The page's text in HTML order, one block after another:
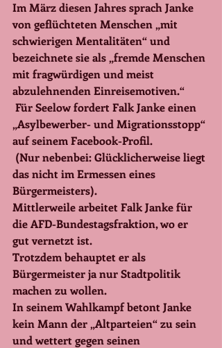
Im März diesen Jahres sprach Janke
von geflüchteten Menschen „mit
schwierigen Mentalitäten“ und
bezeichnete sie als „fremde Menschen
mit fragwürdigen und meist
abzulehnenden Einreisemotiven.“
„Asylbewerber- und Migrationsstopp“
auf seinem Facebook-Profil.
das nicht im Ermessen eines
Bürgermeisters).
Mittlerweile arbeitet Falk Janke für
die AFD-Bundestagsfraktion, wo er
gut vernetzt ist.
Trotzdem behauptet er als
Bürgermeister ja nur Stadtpolitik
machen zu wollen.
In seinem Wahlkampf betont Janke
kein Mann der „Altparteien“ zu sein
und wettert gegen seinen